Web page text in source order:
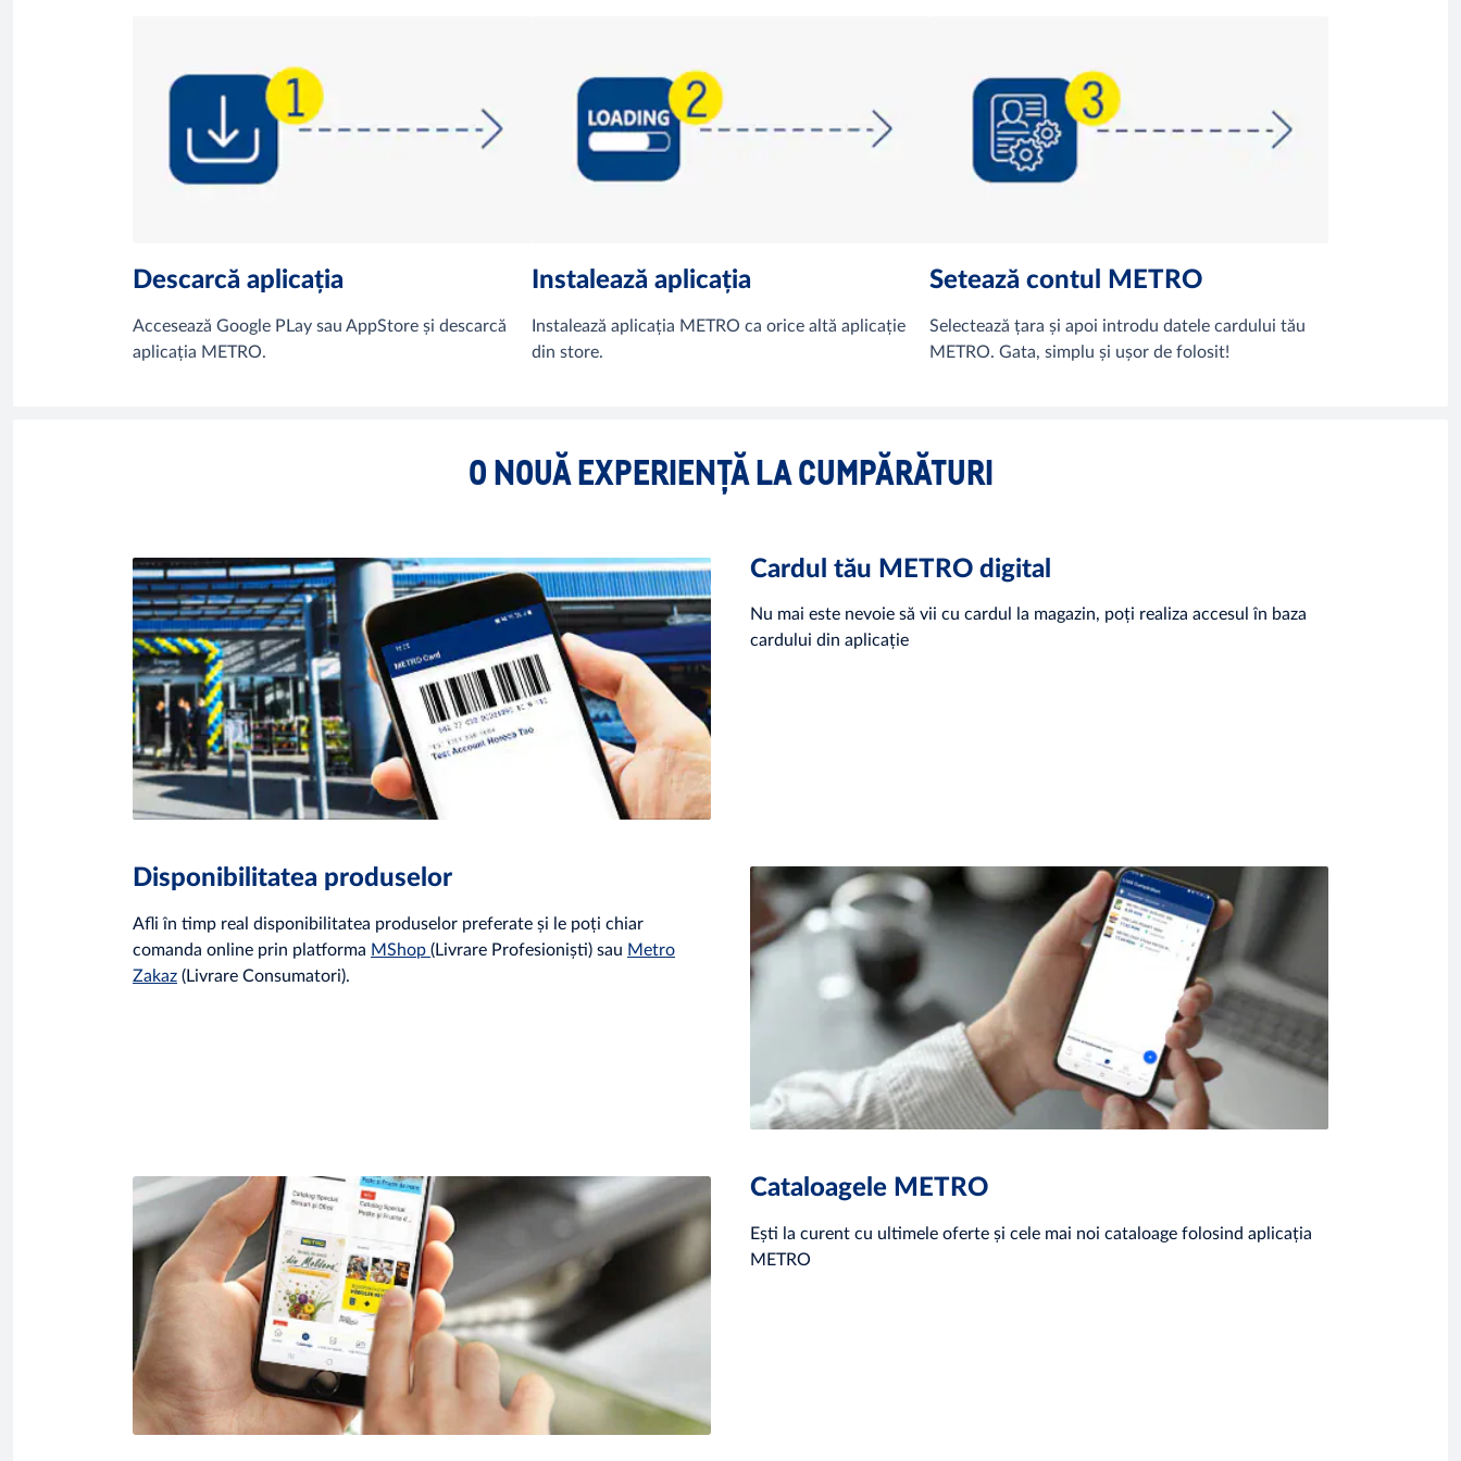
Descarcă aplicația
Accesează Google PLay sau AppStore și descarcă
aplicația METRO.
Instalează aplicația
Instalează aplicația METRO ca orice altă aplicație
din store.
Setează contul METRO
Selectează țara și apoi introdu datele cardului tău
METRO. Gata, simplu și ușor de folosit!
O NOUĂ EXPERIENȚĂ LA CUMPĂRĂTURI
Cardul tău METRO digital
Nu mai este nevoie să vii cu cardul la magazin, poți realiza accesul în baza
cardului din aplicație
Disponibilitatea produselor
Afli în timp real disponibilitatea produselor preferate și le poți chiar
comanda online prin platforma MShop (Livrare Profesioniști) sau Metro
Zakaz (Livrare Consumatori).
Cataloagele METRO
Ești la curent cu ultimele oferte și cele mai noi cataloage folosind aplicația
METRO